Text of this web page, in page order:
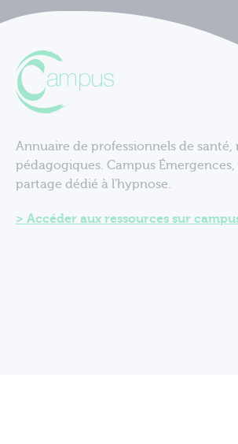
Annuaire de professionnels de santé,
pédagogiques. Campus Émergences,
partage dédié à l'hypnose.
Accéder aux ressources sur